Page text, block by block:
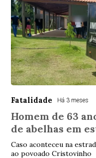
Fatalidade Há 3 meses
Homem de 63
de abelhas em
Caso aconteceu na
ao povoado Cristovinho